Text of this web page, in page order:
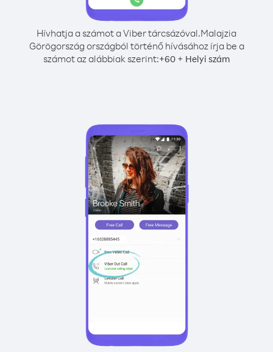
Hívhatja a számot a Viber tárcsázóval.Malajzia
Görögország országból történő hívásához írja be a
számot az alábbiak szerint:+60 + Helyi szám